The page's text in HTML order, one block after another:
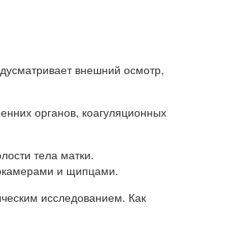
внешний осмотр,
органов, коагуляционных
тела матки.
и щипцами.
исследованием. Как